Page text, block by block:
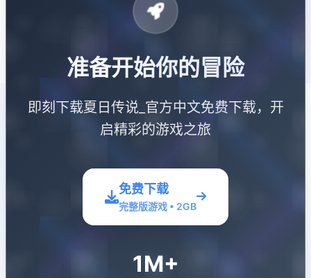
准备开始你的冒险
即刻下载夏日传说_官方中文免费下载，开
启精彩的游戏之旅
免费下载
完整版游戏 • 2GB
1M+